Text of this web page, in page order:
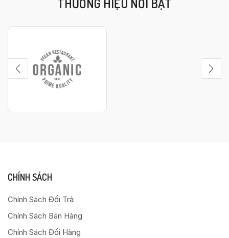
CHÍNH SÁCH
Chính Sách Đổi Trả
Chính Sách Bán Hàng
Chính Sách Đổi Hàng